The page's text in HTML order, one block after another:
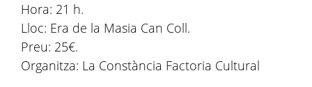
Hora: 21 h.
Lloc: Era de la Masia Can Coll.
Preu: 25€.
Organitza: La Constància Factoria Cultural